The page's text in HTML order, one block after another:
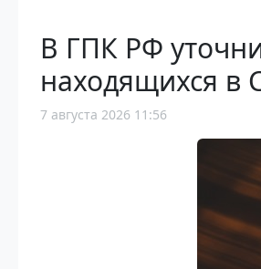
В ГПК РФ
находящихся в
7 августа 2026 11:56